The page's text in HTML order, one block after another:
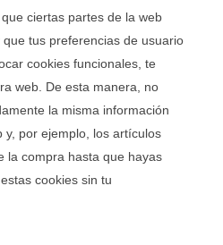
ciertas partes de la web
tus preferencias de usuario
cookies funcionales, te
web. De esta manera, no
la misma información
y, por ejemplo, los artículos
la compra hasta que hayas
cookies sin tu